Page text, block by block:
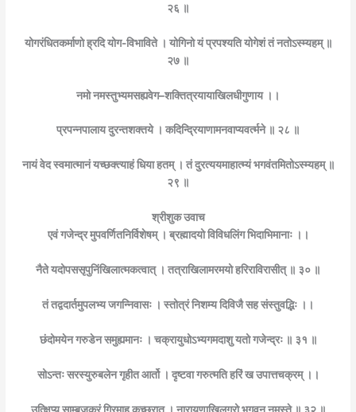
२६ ॥
योगरंधितकर्माणो ह्रदि योग-विभाविते । योगिनो यं प्रपश्यति योगेशं तं नतोऽस्म्यहम् ॥
२७ ॥
नमो नमस्तुभ्यमसह्यवेग–शक्तित्रयायाखिलधीगुणाय ।।
प्रपन्नपालाय दुरन्तशक्तये । कदिन्द्रियाणामनवाप्यवर्त्मने ॥ २८ ॥
नायं वेद स्वमात्मानं यच्छक्त्याहं धिया हतम् । तं दुरत्ययमाहात्म्यं भगवंतमितोऽस्म्यहम् ॥
२९ ॥
श्रीशुक उवाच
एवं गजेन्द्र मुपवर्णितनिर्विशेषम् । ब्रह्मादयो विविधलिंग भिदाभिमानाः ।।
नैते यदोपससृपुनिंखिलात्मकत्वात् । तत्राखिलामरमयो हरिराविरासीत् ॥ ३० ॥
तं तद्वदार्तमुपलभ्य जगन्निवासः । स्तोत्रं निशम्य दिविजै सह संस्तुवद्भिः ।।
छंदोमयेन गरुडेन समुह्यमानः । चक्रायुधोऽभ्यगमदाशु यतो गजेन्द्रः ॥ ३१ ॥
सोऽन्तः सरस्युरुबलेन गृहीत आर्तो । दृष्टवा गरुत्मति हरिं ख उपात्तचक्रम् ।।
उत्क्षिप्य साम्बुजकरं गिरमाह कृच्छ्रात् । नारायणाखिलगुरो भगवन् नमस्ते ॥ ३२ ॥